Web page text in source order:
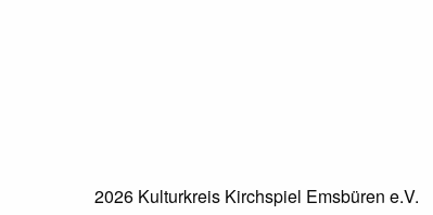
2026 Kulturkreis Kirchspiel Emsbüren e.V.